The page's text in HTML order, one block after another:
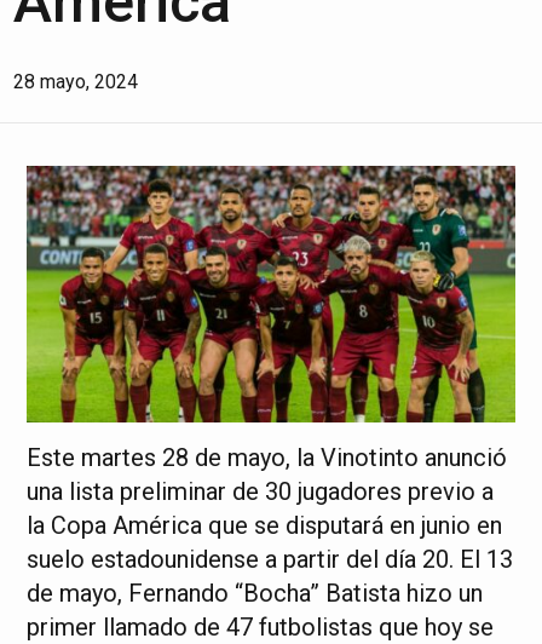
28 mayo, 2024
Este martes 28 de mayo, la Vinotinto anunció
una lista preliminar de 30 jugadores previo a
la Copa América que se disputará en junio en
suelo estadounidense a partir del día 20. El 13
de mayo, Fernando “Bocha” Batista hizo un
primer llamado de 47 futbolistas que hoy se